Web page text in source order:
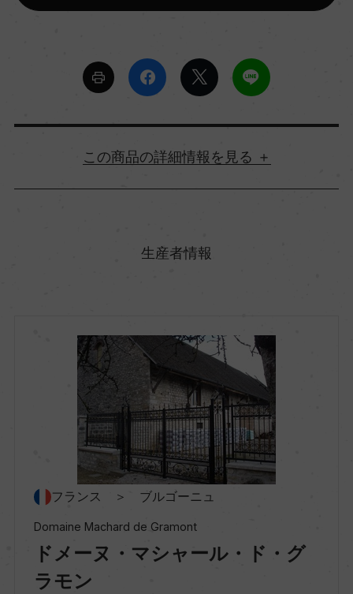
詳細情報
コート・ド・ボーヌ
種類
スティルワイン
生産者情報
フランス ＞ ブルゴーニュ
Domaine Machard de Gramont
ドメーヌ・マシャール・ド・グ
ラモン